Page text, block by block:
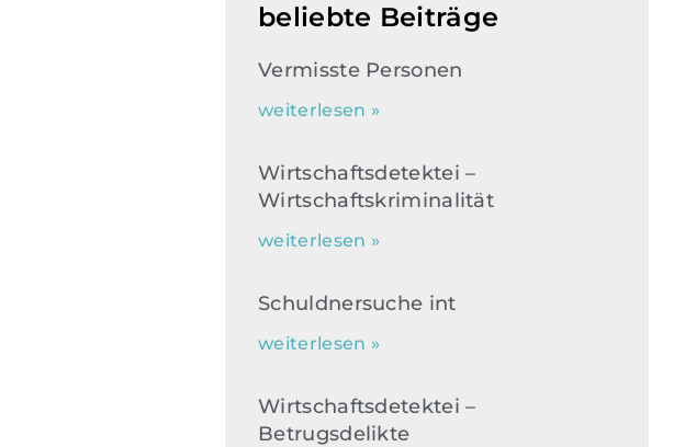
beliebte Beiträge
Vermisste Personen
weiterlesen »
Wirtschaftsdetektei –
Wirtschaftskriminalität
weiterlesen »
Schuldnersuche int
weiterlesen »
Wirtschaftsdetektei –
Betrugsdelikte